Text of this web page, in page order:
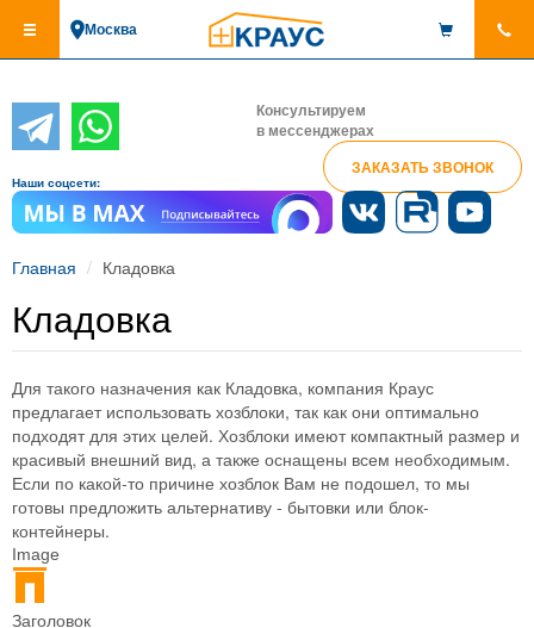
основному
Москва
Консультируем
в мессенджерах
ЗАКАЗАТЬ ЗВОНОК
Наши соцсети:
Главная Кладовка
Кладовка
Для такого назначения как Кладовка, компания Краус
предлагает использовать хозблоки, так как они оптимально
подходят для этих целей. Хозблоки имеют компактный размер и
красивый внешний вид, а также оснащены всем необходимым.
Если по какой-то причине хозблок Вам не подошел, то мы
готовы предложить альтернативу - бытовки или блок-
контейнеры.
Image
Заголовок